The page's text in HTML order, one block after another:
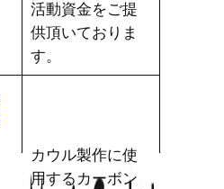
活動資金をご提
供頂いておりま
す。
カウル製作に使
用するカーボン